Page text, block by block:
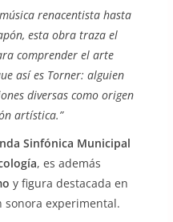
renacentista hasta
esta obra traza el
comprender el arte
así es Torner: alguien
diversas como origen
artística.”
Sinfónica Municipal
, es además
y figura destacada en
sonora experimental.